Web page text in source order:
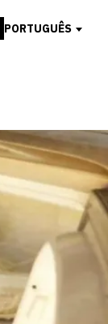
PORTUGUÊS